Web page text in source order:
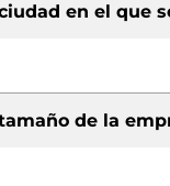
en el que
de la